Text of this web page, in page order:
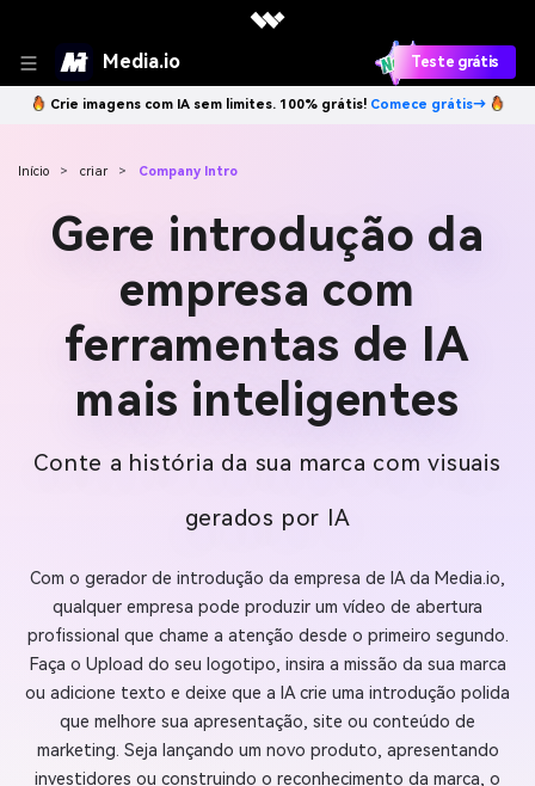
Media.io Teste grátis
Crie imagens com IA sem limites. 100% grátis! Comece grátis→
Início > criar > Company Intro
Gere introdução da
empresa com
ferramentas de IA
mais inteligentes
Conte a história da sua marca com visuais
gerados por IA
Com o gerador de introdução da empresa de IA da Media.io,
qualquer empresa pode produzir um vídeo de abertura
profissional que chame a atenção desde o primeiro segundo.
Faça o Upload do seu logotipo, insira a missão da sua marca
ou adicione texto e deixe que a IA crie uma introdução polida
que melhore sua apresentação, site ou conteúdo de
marketing. Seja lançando um novo produto, apresentando
investidores ou construindo o reconhecimento da marca, o